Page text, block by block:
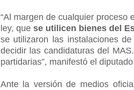
“Al margen de cualquier proceso
ley, que se utilicen bienes del
se utilizaron las instalaciones
decidir las candidaturas del
partidarias”, manifestó el
Ante la versión de medios